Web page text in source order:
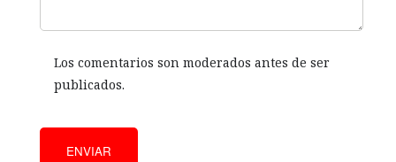
Los comentarios son moderados antes de ser
publicados.